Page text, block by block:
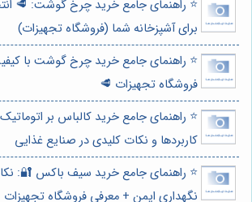
⭐️ راهنمای جامع خرید چرخ گوشت: 🥩
برای آشپزخانه شما (فروشگاه تجهیزات)
⭐️ راهنمای جامع خرید چرخ گوشت با کیفیت
فروشگاه تجهیزات 🥩
⭐️ راهنمای جامع خرید کالباس بر
کاربردها و نکات کلیدی در صنایع غذایی
⭐️ راهنمای جامع خرید سیف باکس 🔐:
نگهداری ایمن + معرفی فروشگاه تجهیزات